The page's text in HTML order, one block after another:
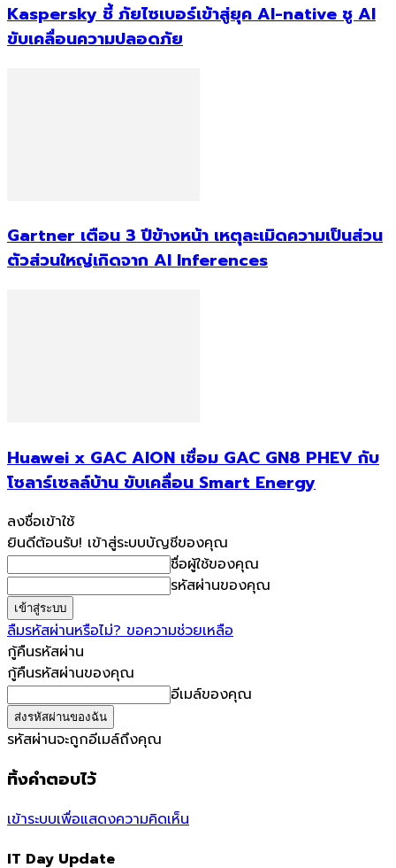
Kaspersky ชี้ ภัยไซเบอร์เข้าสู่ยุค AI-native ชู AI
ขับเคลื่อนความปลอดภัย
Gartner เตือน 3 ปีข้างหน้า เหตุละเมิดความเป็นส่วน
ตัวส่วนใหญ่เกิดจาก AI Inferences
Huawei x GAC AION เชื่อม GAC GN8 PHEV กับ
โซลาร์เซลล์บ้าน ขับเคลื่อน Smart Energy
ลงชื่อเข้าใช้
ยินดีต้อนรับ! เข้าสู่ระบบบัญชีของคุณ
ชื่อผู้ใช้ของคุณ
รหัสผ่านของคุณ
ลืมรหัสผ่านหรือไม่? ขอความช่วยเหลือ
กู้คืนรหัสผ่าน
กู้คืนรหัสผ่านของคุณ
อีเมล์ของคุณ
รหัสผ่านจะถูกอีเมล์ถึงคุณ
ทิ้งคำตอบไว้
เข้าระบบเพื่อแสดงความคิดเห็น
IT Day Update